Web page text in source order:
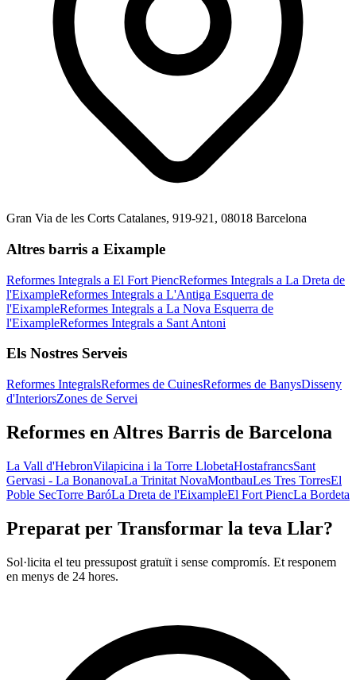
Gran Via de les Corts Catalanes, 919-921, 08018 Barcelona
Altres barris a Eixample
Reformes Integrals a El Fort PiencReformes Integrals a La Dreta de
l'EixampleReformes Integrals a L'Antiga Esquerra de
l'EixampleReformes Integrals a La Nova Esquerra de
l'EixampleReformes Integrals a Sant Antoni
Els Nostres Serveis
Reformes IntegralsReformes de CuinesReformes de BanysDisseny
d'InteriorsZones de Servei
Reformes en Altres Barris de Barcelona
La Vall d'HebronVilapicina i la Torre LlobetaHostafrancsSant
Gervasi - La BonanovaLa Trinitat NovaMontbauLes Tres TorresEl
Poble SecTorre BaróLa Dreta de l'EixampleEl Fort PiencLa Bordeta
Preparat per Transformar la teva Llar?
Sol·licita el teu pressupost gratuït i sense compromís. Et responem
en menys de 24 hores.